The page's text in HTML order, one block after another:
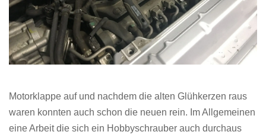
Motorklappe auf und nachdem die alten Glühkerzen raus
waren konnten auch schon die neuen rein. Im Allgemeinen
eine Arbeit die sich ein Hobbyschrauber auch durchaus